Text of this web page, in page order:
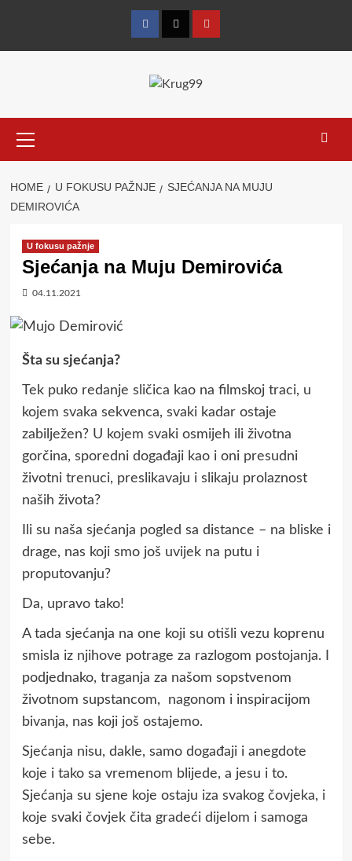
FacebookTwitterYouTube
Menu
HOME U FOKUSU PAŽNJE
SJEĆANJA NA MUJU
DEMIROVIĆA
U fokusu pažnje
Sjećanja na Muju Demirovića
04.11.2021
Šta su sjećanja?
Tek puko redanje sličica kao na filmskoj traci, u
kojem svaka sekvenca, svaki kadar ostaje
zabilježen? U kojem svaki osmijeh ili životna
gorčina, sporedni događaji kao i oni presudni
životni trenuci, preslikavaju i slikaju prolaznost
naših života?
Ili su naša sjećanja pogled sa distance – na bliske i
drage, nas koji smo još uvijek na putu i
proputovanju?
Da, upravo tako!
A tada sjećanja na one koji su otišli vezu koprenu
smisla iz njihove potrage za razlogom postojanja. I
podjednako, traganja za našom sopstvenom
životnom supstancom, nagonom i inspiracijom
bivanja, nas koji još ostajemo.
Sjećanja nisu, dakle, samo događaji i anegdote
koje i tako sa vremenom blijede, a jesu i to.
Sjećanja su sjene koje ostaju iza svakog čovjeka, i
koje svaki čovjek čita gradeći dijelom i samoga
sebe.